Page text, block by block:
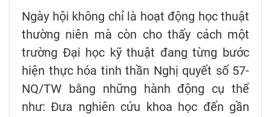
Ngày hội không chỉ là hoạt động học thuật
thường niên mà còn cho thấy cách một
trường Đại học kỹ thuật đang từng bước
hiện thực hóa tinh thần Nghị quyết số 57-
NQ/TW bằng những hành động cụ thể
như: Đưa nghiên cứu khoa học đến gần